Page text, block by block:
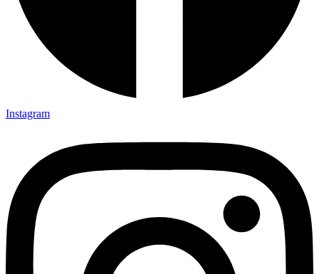
Instagram